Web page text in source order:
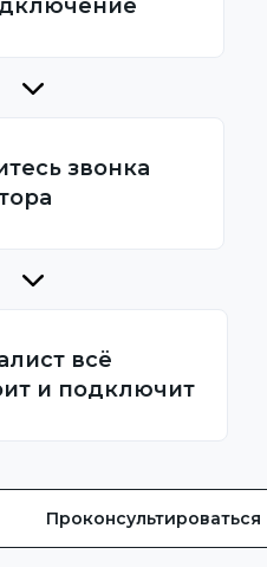
звонка
всё
и подключит
Проконсультироваться